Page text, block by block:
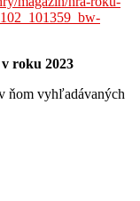
roku 2023
ňom vyhľadávaných